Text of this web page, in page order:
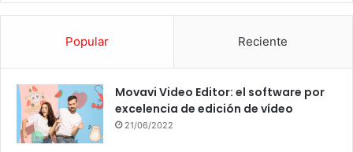
Popular Reciente
Movavi Video Editor: el software por
excelencia de edición de vídeo
21/06/2022